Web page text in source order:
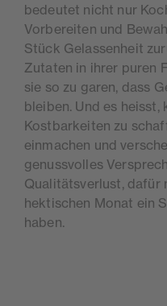
bedeutet nicht nur
Vorbereiten und
Stück Gelassenheit
Zutaten in ihrer puren
sie so zu garen, dass
bleiben. Und es heisst,
Kostbarkeiten zu
einmachen und
genussvolles
Qualitätsverlust, dafür
hektischen Monat ein
haben.